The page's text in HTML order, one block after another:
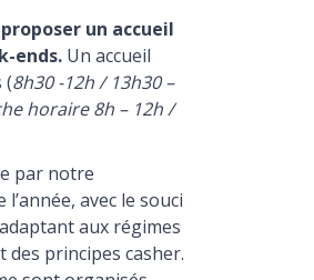
un accueil
ends. Un accueil
(8h30 -12h / 13h30 –
horaire 8h – 12h /
par notre
avec le souci
aux régimes
des principes casher.